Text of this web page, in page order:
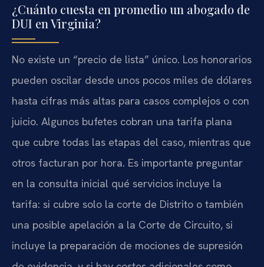
¿Cuánto cuesta en promedio un abogado de
DUI en Virginia?
No existe un “precio de lista” único. Los honorarios
pueden oscilar desde unos pocos miles de dólares
hasta cifras más altas para casos complejos o con
juicio. Algunos bufetes cobran una tarifa plana
que cubre todas las etapas del caso, mientras que
otros facturan por hora. Es importante preguntar
en la consulta inicial qué servicios incluye la
tarifa: si cubre solo la corte de Distrito o también
una posible apelación a la Corte de Circuito, si
incluye la preparación de mociones de supresión